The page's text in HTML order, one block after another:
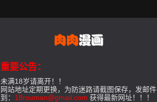
重要公告：
未满18岁请离开！！
网站地址定期更换，为防迷路请截图保存，发邮件
到： 18rouman@gmail.com 获得最新网址！！！